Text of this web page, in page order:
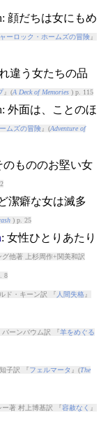
: 顔だちは女にもめ
ーロック・ホームズの冒険』
違う女たちの品
』(A Deck of Memories) p. 115
: 外面は、ことのほ
ムズの冒険』(Adventure of
のもののお堅い女
潔癖な女は滅多
) p. 25
: 女性ひとりあたり
グ他著 上杉周作+関美和訳
8
ド・キーン訳 『 人間失格』
ーンバウム訳 『羊をめぐる
子訳 『フェルマータ 』(The
ー著 村上博基訳 『容赦なく 』